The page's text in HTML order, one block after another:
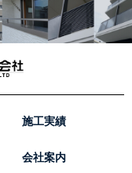
施工実績
会社案内